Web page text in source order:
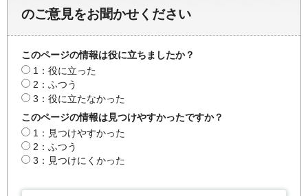
のご意見をお聞かせください
このページの情報は役に立ちましたか？
1：役に立った
2：ふつう
3：役に立たなかった
このページの情報は見つけやすかったですか？
1：見つけやすかった
2：ふつう
3：見つけにくかった